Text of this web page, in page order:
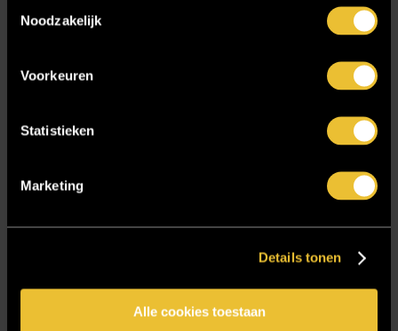
Noodzakelijk
Voorkeuren
Statistieken
Marketing
Details tonen
Alle cookies toestaan
Trebbe MiddenWest
Vacature Allround monteur interieurbouwer
Zakelijk